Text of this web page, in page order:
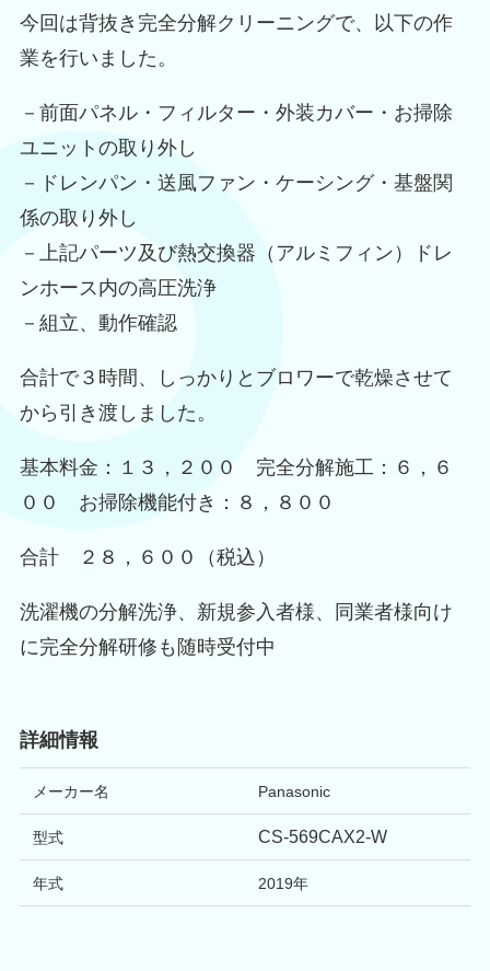
今回は背抜き完全分解クリーニングで、以下の作
業を行いました。
－前面パネル・フィルター・外装カバー・お掃除
ユニットの取り外し
－ドレンパン・送風ファン・ケーシング・基盤関
係の取り外し
－上記パーツ及び熱交換器（アルミフィン）ドレ
ンホース内の高圧洗浄
－組立、動作確認
合計で３時間、しっかりとブロワーで乾燥させて
から引き渡しました。
基本料金：１３，２００ 完全分解施工：６，６
００ お掃除機能付き：８，８００
合計 ２８，６００（税込）
洗濯機の分解洗浄、新規参入者様、同業者様向け
に完全分解研修も随時受付中
詳細情報
メーカー名 Panasonic
型式 CS-569CAX2-W
年式 2019年